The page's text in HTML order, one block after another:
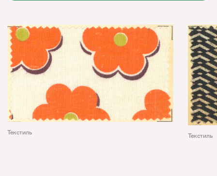
Текстиль Текстиль